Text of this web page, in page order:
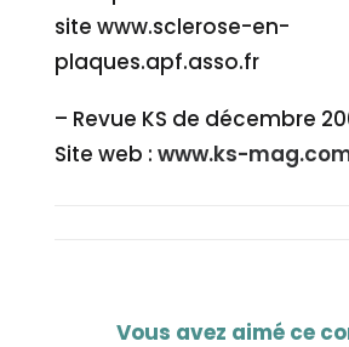
site www.sclerose-en-
plaques.apf.asso.fr
– Revue KS de décembre
Site web : www.ks-